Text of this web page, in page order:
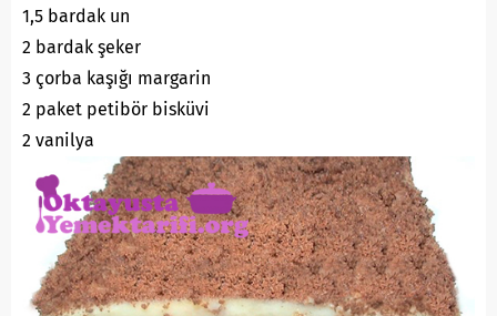
1,5 bardak un
2 bardak şeker
3 çorba kaşığı margarin
2 paket petibör bisküvi
2 vanilya